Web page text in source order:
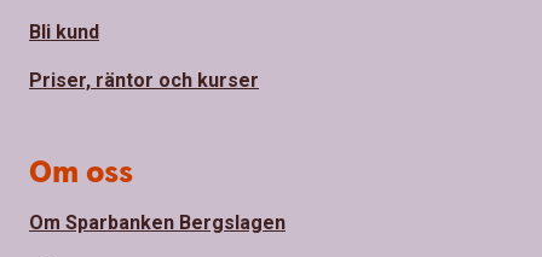
Bli kund
Priser, räntor och kurser
Om oss
Om Sparbanken Bergslagen